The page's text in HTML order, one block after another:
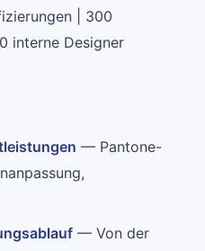
| 300
interne Designer
— Pantone-
— Von der